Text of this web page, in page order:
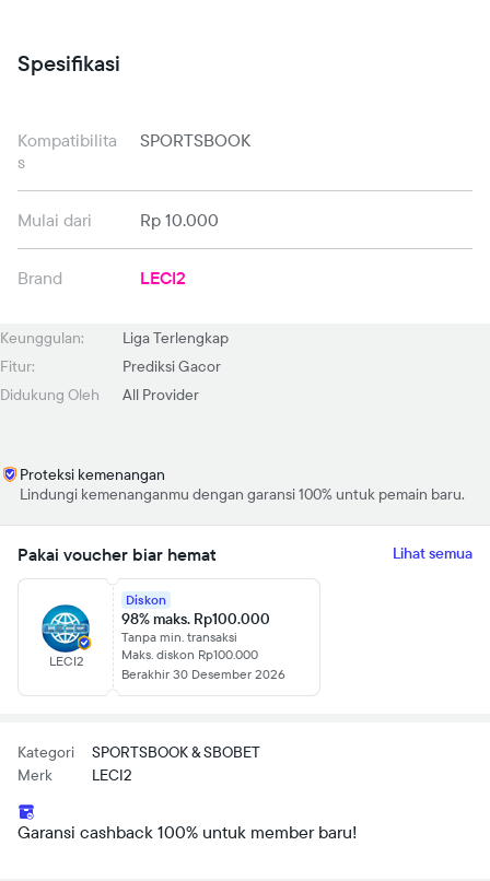
Spesifikasi
Kompatibilita
s
SPORTSBOOK
Mulai dari Rp 10.000
Brand LECI2
Keunggulan:
Liga Terlengkap
Fitur:
Prediksi Gacor
Didukung Oleh
All Provider
Proteksi kemenangan
Lindungi kemenanganmu dengan garansi 100% untuk pemain baru.
Pakai voucher biar hemat Lihat semua
LECI2
Diskon
98% maks. Rp100.000
Tanpa min. transaksi
Maks. diskon Rp100.000
Berakhir 30 Desember 2026
Kategori
SPORTSBOOK & SBOBET
Merk
LECI2
Garansi cashback 100% untuk member baru!